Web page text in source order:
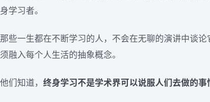
身学习者。
那些一生都在不断学习的人，不会在无聊的演讲中谈
须融入每个人生活的抽象概念。
他们知道， 终身学习不是学术界可以说服人们去做的事